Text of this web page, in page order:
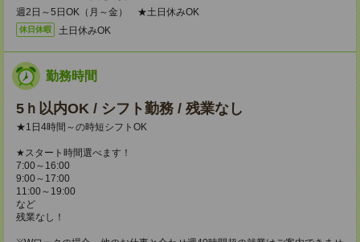
週2日～5日OK（月～金） ★土日休みOK
休日休暇 土日休みOK
勤務時間
5ｈ以内OK / シフト勤務 / 残業なし
★1日4時間～の時短シフトOK
★スタート時間選べます！
7:00～16:00
9:00～17:00
11:00～19:00
など
残業なし！